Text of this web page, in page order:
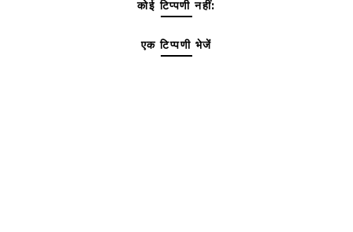
कोई टिप्पणी नहीं:
एक टिप्पणी भेजें